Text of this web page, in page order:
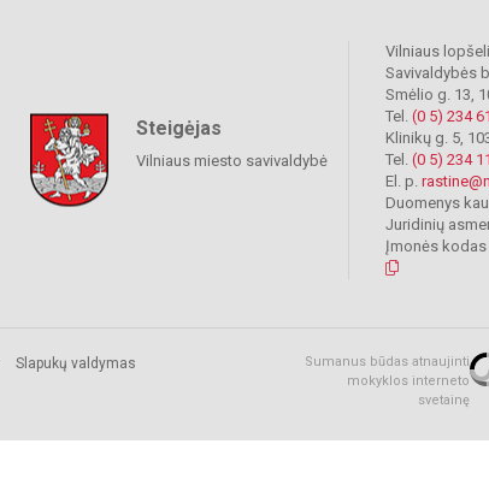
Steigėjas
Vilniaus miesto savivaldybė
Vilniaus
Savivaldybės
Smėlio g. 13,
Tel. (0 5) 234
Klinikų g. 5,
Tel. (0 5) 234
El. p.
Duomenys
Juridinių
Įmonės kodas
Slapukų valdymas
Sumanus būdas atnaujinti
mokyklos interneto
svetainę